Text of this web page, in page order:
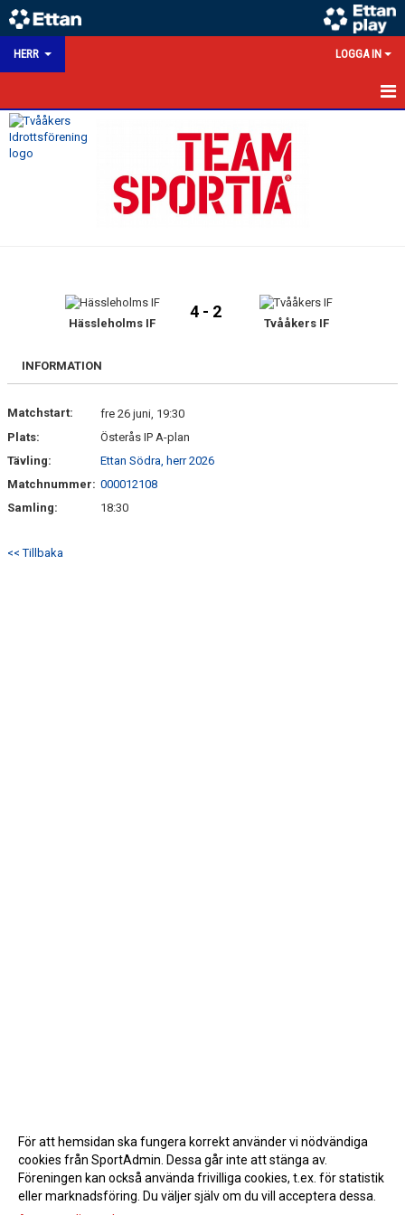
HERR LOGGA IN
HEM
BILDGALLERI
DOKUMENT
Hässleholms IF
4 - 2
Tvååkers IF
INFORMATION
Matchstart:
fre 26 juni, 19:30
Plats:
Österås IP A-plan
Tävling:
Ettan Södra, herr 2026
Matchnummer: 000012108
Samling:
18:30
<< Tillbaka
För att hemsidan ska fungera korrekt använder vi nödvändiga
cookies från SportAdmin. Dessa går inte att stänga av.
Föreningen kan också använda frivilliga cookies, t.ex. för statistik
eller marknadsföring. Du väljer själv om du vill acceptera dessa.